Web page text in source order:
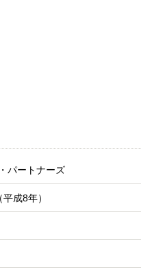
パートナーズ
成8年）